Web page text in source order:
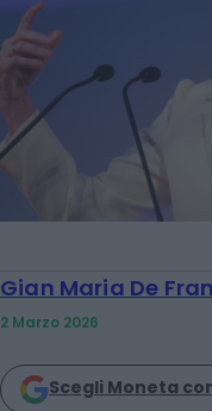
Gian Maria De
2 Marzo 2026
Scegli Moneta